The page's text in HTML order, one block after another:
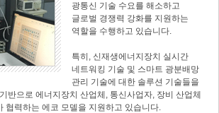
광통신 기술 수요를 해소하고
글로벌 경쟁력 강화를 지원하는
역할을 수행하고 있습니다.
특히, 신재생에너지장치 실시간
네트워킹 기술 및 스마트 광분배망
관리 기술에 대한 솔루션 기술들을
반으로 에너지장치 산업체, 통신사업자, 장비 산업체
협력하는 에코 모델을 지원하고 있습니다.